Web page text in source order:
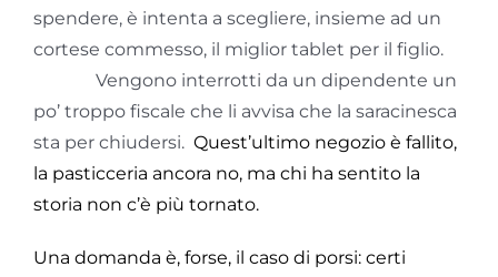
spendere, è intenta a scegliere, insieme ad un
cortese commesso, il miglior tablet per il figlio.
Vengono interrotti da un dipendente un
po’ troppo fiscale che li avvisa che la saracinesca
sta per chiudersi. Quest’ultimo negozio è fallito,
la pasticceria ancora no, ma chi ha sentito la
storia non c’è più tornato.
Una domanda è, forse, il caso di porsi: certi